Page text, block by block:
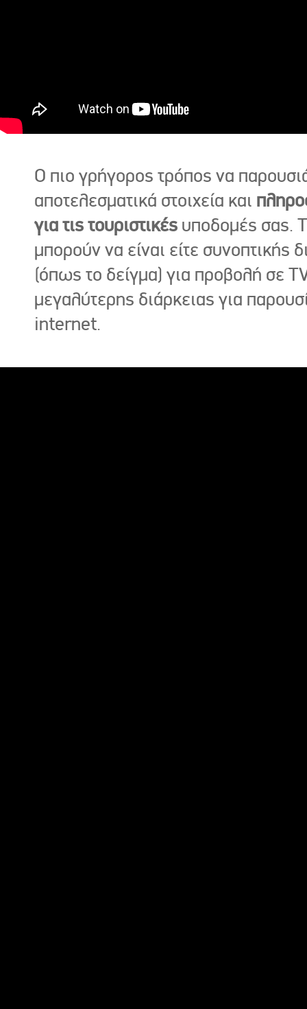
Ο πιο γρήγορος τρόπος να
αποτελεσματικά στοιχεία και
για τις τουριστικές υποδομές σας.
μπορούν να είναι είτε συνοπτικής
(όπως το δείγμα) για προβολή σε
μεγαλύτερης διάρκειας για
internet.